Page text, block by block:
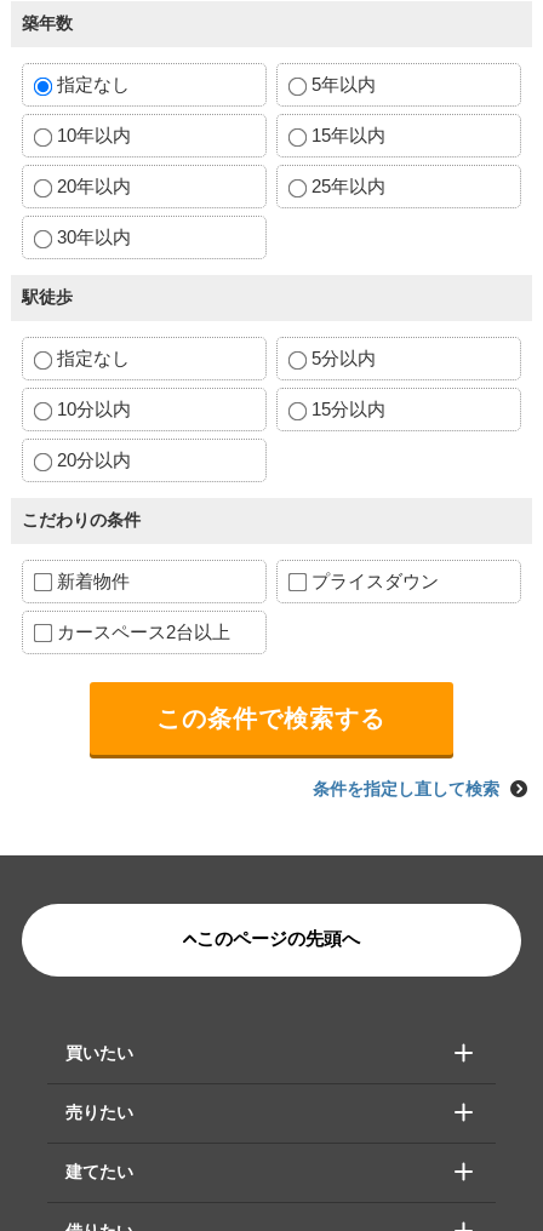
築年数
指定なし 5年以内
10年以内 15年以内
20年以内 25年以内
30年以内
駅徒歩
指定なし 5分以内
10分以内 15分以内
20分以内
こだわりの条件
新着物件 プライスダウン
カースペース2台以上
条件を指定し直して検索
このページの先頭へ
買いたい
売りたい
建てたい